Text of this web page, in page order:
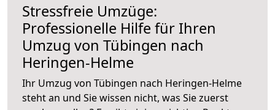
Stressfreie Umzüge:
Professionelle Hilfe für Ihren
Umzug von Tübingen nach
Heringen-Helme
Ihr Umzug von Tübingen nach Heringen-Helme
steht an und Sie wissen nicht, was Sie zuerst